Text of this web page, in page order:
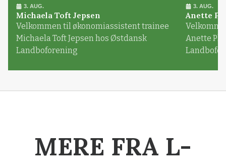
3. AUG.
Michaela Toft Jepsen
Velkommen til økonomiassistent trainee
Michaela Toft Jepsen hos Østdansk
Landboforening
3. AUG.
Anette
Anette
MERE FRA L-